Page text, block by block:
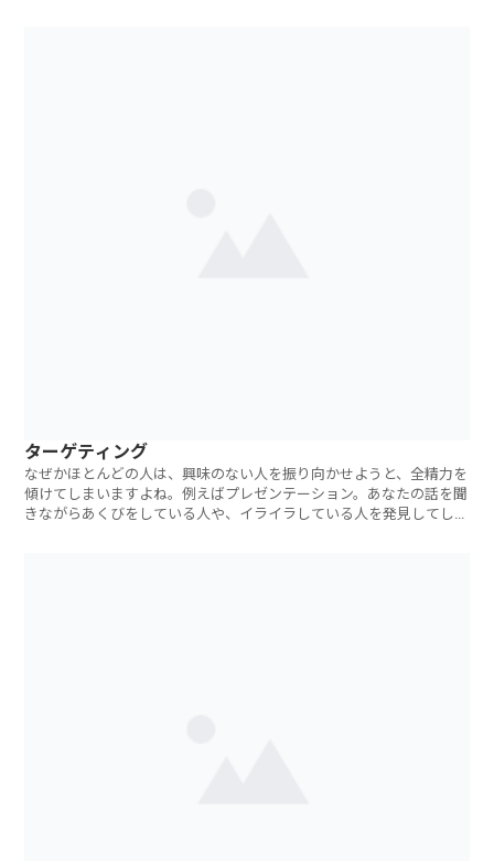
ターゲティング
なぜかほとんどの人は、興味のない人を振り向かせようと、全精力を
傾けてしまいますよね。例えばプレゼンテーション。あなたの話を聞
きながらあくびをしている人や、イライラしている人を発見してしま